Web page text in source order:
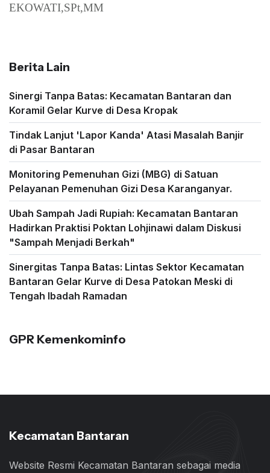
EKOWATI,SPt,MM
Berita Lain
Sinergi Tanpa Batas: Kecamatan Bantaran dan
Koramil Gelar Kurve di Desa Kropak
Tindak Lanjut 'Lapor Kanda' Atasi Masalah Banjir
di Pasar Bantaran
Monitoring Pemenuhan Gizi (MBG) di Satuan
Pelayanan Pemenuhan Gizi Desa Karanganyar.
Ubah Sampah Jadi Rupiah: Kecamatan Bantaran
Hadirkan Praktisi Poktan Lohjinawi dalam Diskusi
"Sampah Menjadi Berkah"
Sinergitas Tanpa Batas: Lintas Sektor Kecamatan
Bantaran Gelar Kurve di Desa Patokan Meski di
Tengah Ibadah Ramadan
GPR Kemenkominfo
Kecamatan Bantaran
Website Resmi Kecamatan Bantaran sebagai media